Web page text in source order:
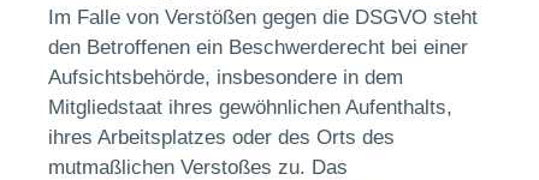
Im Falle von Verstößen gegen die DSGVO steht
den Betroffenen ein Beschwerderecht bei einer
Aufsichtsbehörde, insbesondere in dem
Mitgliedstaat ihres gewöhnlichen Aufenthalts,
ihres Arbeitsplatzes oder des Orts des
mutmaßlichen Verstoßes zu. Das